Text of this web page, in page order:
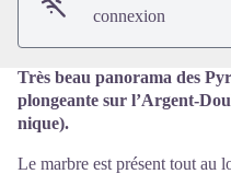
connexion
Très beau panorama des
plongeante sur l’Argent-
nique).
Le marbre est présent tout au